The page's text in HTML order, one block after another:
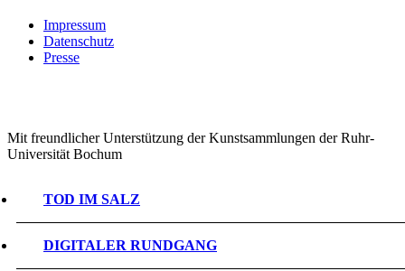
Impressum
Datenschutz
Presse
Mit freundlicher Unterstützung der Kunstsammlungen der Ruhr-
Universität Bochum
TOD IM SALZ
DIGITALER RUNDGANG